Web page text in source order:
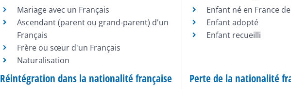
Mariage avec un Français
Ascendant (parent ou grand-parent) d'un
Français
Frère ou sœur d'un Français
Naturalisation
Enfant né en France
Enfant adopté
Enfant recueilli
Réintégration dans la nationalité française Perte de la nationalité